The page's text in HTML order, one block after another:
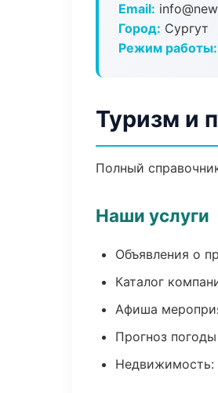
Email:
Город: Сургут
Режим работы:
Туризм и
Полный
Наши услуги
Объявления о
Каталог
Афиша
Прогноз
Недвижимость: